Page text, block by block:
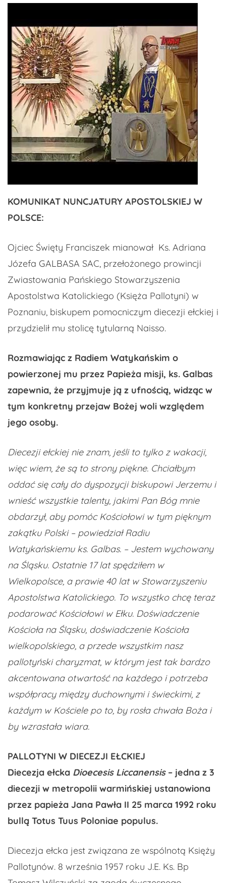
KOMUNIKAT NUNCJATURY APOSTOLSKIEJ W
POLSCE:
Ojciec Święty Franciszek mianował Ks. Adriana
Józefa GALBASA SAC, przełożonego prowincji
Zwiastowania Pańskiego Stowarzyszenia
Apostolstwa Katolickiego (Księża Pallotyni) w
Poznaniu, biskupem pomocniczym diecezji ełckiej i
przydzielił mu stolicę tytularną Naisso.
Rozmawiając z Radiem Watykańskim o
powierzonej mu przez Papieża misji, ks. Galbas
zapewnia, że przyjmuje ją z ufnością, widząc w
tym konkretny przejaw Bożej woli względem
jego osoby.
Diecezji ełckiej nie znam, jeśli to tylko z wakacji,
więc wiem, że są to strony piękne. Chciałbym
oddać się cały do dyspozycji biskupowi Jerzemu i
wnieść wszystkie talenty, jakimi Pan Bóg mnie
obdarzył, aby pomóc Kościołowi w tym pięknym
zakątku Polski – powiedział Radiu
Watykańskiemu ks. Galbas. – Jestem wychowany
na Śląsku. Ostatnie 17 lat spędziłem w
Wielkopolsce, a prawie 40 lat w Stowarzyszeniu
Apostolstwa Katolickiego. To wszystko chcę teraz
podarować Kościołowi w Ełku. Doświadczenie
Kościoła na Śląsku, doświadczenie Kościoła
wielkopolskiego, a przede wszystkim nasz
pallotyński charyzmat, w którym jest tak bardzo
akcentowana otwartość na każdego i potrzeba
współpracy między duchownymi i świeckimi, z
każdym w Kościele po to, by rosła chwała Boża i
by wzrastała wiara.
PALLOTYNI W DIECEZJI EŁCKIEJ
Diecezja ełcka Dioecesis Liccanensis – jedna z 3
diecezji w metropolii warmińskiej ustanowiona
przez papieża Jana Pawła II 25 marca 1992 roku
bullą Totus Tuus Poloniae populus.
Diecezja ełcka jest związana ze wspólnotą Księży
Pallotynów. 8 września 1957 roku J.E. Ks. Bp